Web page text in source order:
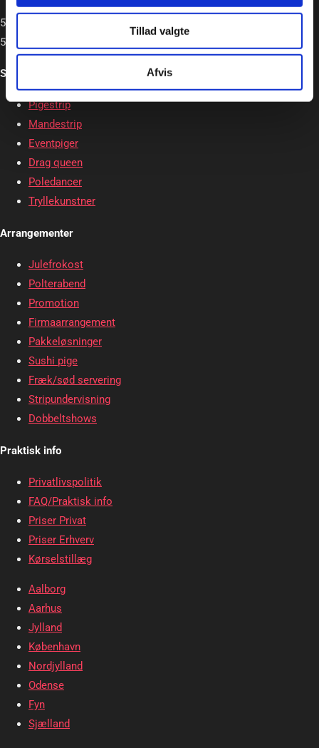
Tillad valgte
Afvis
5,0
5,0 out of 5 stars (based on 19 reviews)
Strip & Event
Pigestrip
Mandestrip
Eventpiger
Drag queen
Poledancer
Tryllekunstner
Arrangementer
Julefrokost
Polterabend
Promotion
Firmaarrangement
Pakkeløsninger
Sushi pige
Fræk/sød servering
Stripundervisning
Dobbeltshows
Praktisk info
Privatlivspolitik
FAQ/Praktisk info
Priser Privat
Priser Erhverv
Kørselstillæg
Aalborg
Aarhus
Jylland
København
Nordjylland
Odense
Fyn
Sjælland